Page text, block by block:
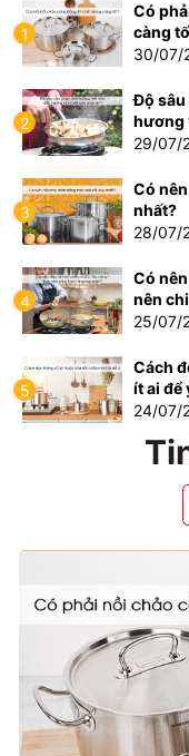
1
Có
càng
30/07/
2
Độ sâu
hương
29/07/
3
Có
nhất?
28/07/
4
Có
nên
25/07/
5
Cách
ít ai để
24/07/